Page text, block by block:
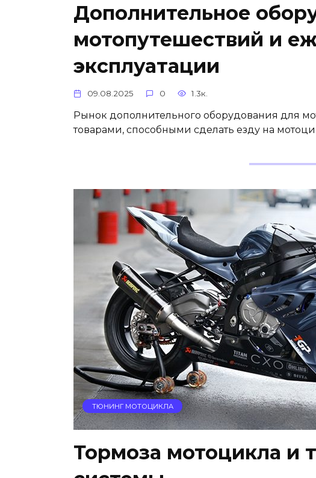
Дополнительное
мотопутешествий и
эксплуатации
09.08.2025 0 1.3к.
Рынок дополнительного оборудования для
товарами, способными сделать езду на
ТЮНИНГ МОТОЦИКЛА
Тормоза мотоцикла и